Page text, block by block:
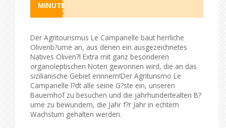
MINUTE
Der Agritourismus Le Campanelle baut herrliche
Olivenb?ume an, aus denen ein ausgezeichnetes
Natives Oliven?l Extra mit ganz besonderen
organoleptischen Noten gewonnen wird, die an das
sizilianische Gebiet erinnern!Der Agriturismo Le
Campanelle l?dt alle seine G?ste ein, unseren
Bauernhof zu besuchen und die jahrhundertealten B?
ume zu bewundern, die Jahr f?r Jahr in echtem
Wachstum gehalten werden.